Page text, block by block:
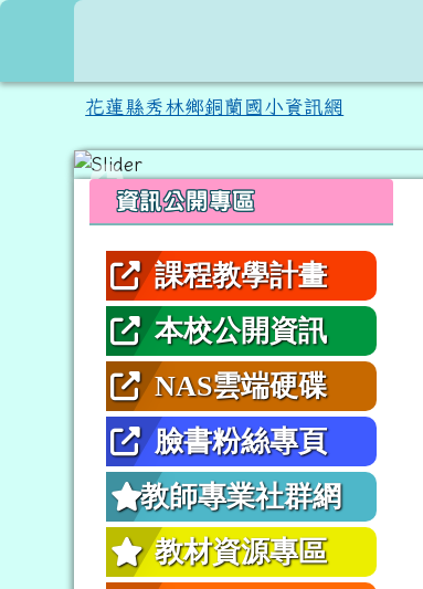
跳至主內容區
花蓮縣秀林鄉銅蘭國小資訊網
左邊區域內容
資訊公開專區
課程教學計畫
本校公開資訊
NAS雲端硬碟
臉書粉絲專頁
教師專業社群網
教材資源專區
頁尾區域